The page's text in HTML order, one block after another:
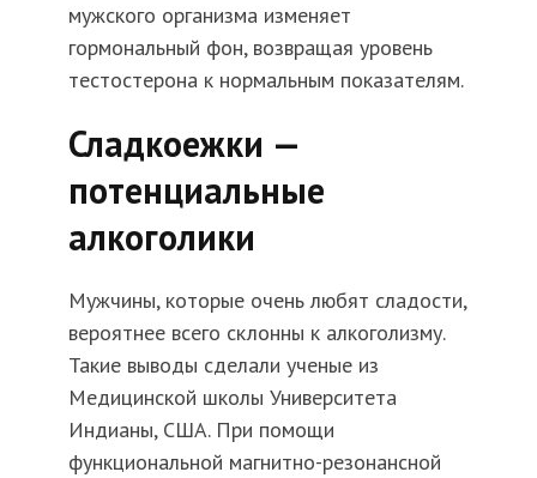
мужского организма изменяет
гормональный фон, возвращая уровень
тестостерона к нормальным показателям.
Сладкоежки —
потенциальные
алкоголики
Мужчины, которые очень любят сладости,
вероятнее всего склонны к алкоголизму.
Такие выводы сделали ученые из
Медицинской школы Университета
Индианы, США. При помощи
функциональной магнитно-резонансной